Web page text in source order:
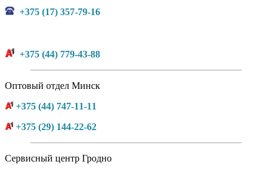
+375 (17) 357-79-16
+375 (44) 779-43-88
Оптовый отдел Минск
+375 (44) 747-11-11
+375 (29) 144-22-62
Сервисный центр Гродно